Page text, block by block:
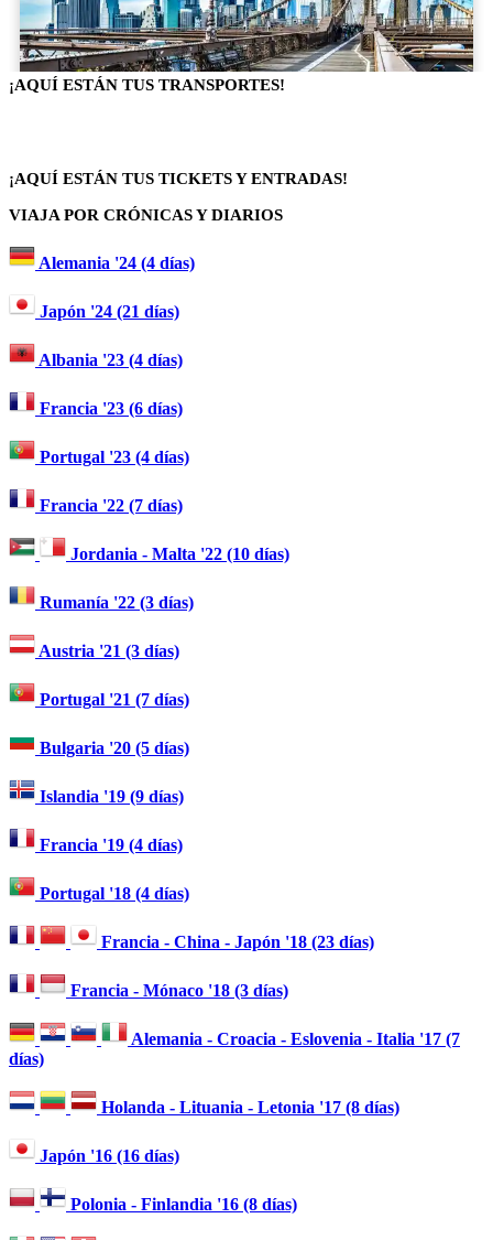
¡AQUÍ ESTÁN TUS TRANSPORTES!
¡AQUÍ ESTÁN TUS TICKETS Y ENTRADAS!
VIAJA POR CRÓNICAS Y DIARIOS
Alemania '24 (4 días)
Japón '24 (21 días)
Albania '23 (4 días)
Francia '23 (6 días)
Portugal '23 (4 días)
Francia '22 (7 días)
Jordania - Malta '22 (10 días)
Rumanía '22 (3 días)
Austria '21 (3 días)
Portugal '21 (7 días)
Bulgaria '20 (5 días)
Islandia '19 (9 días)
Francia '19 (4 días)
Portugal '18 (4 días)
Francia - China - Japón '18 (23 días)
Francia - Mónaco '18 (3 días)
Alemania - Croacia - Eslovenia - Italia '17 (7
días)
Holanda - Lituania - Letonia '17 (8 días)
Japón '16 (16 días)
Polonia - Finlandia '16 (8 días)